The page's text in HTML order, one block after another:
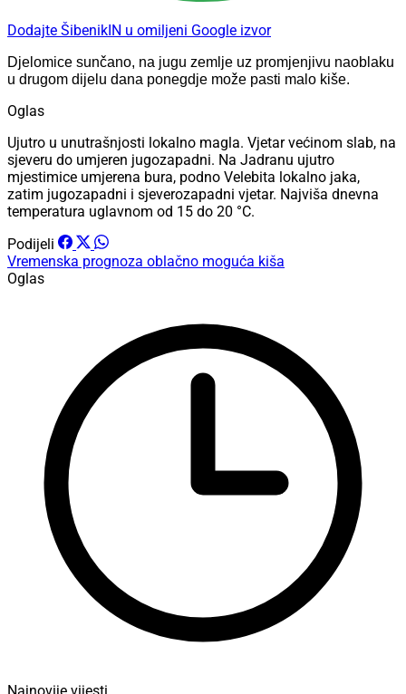
Dodajte ŠibenikIN u omiljeni Google izvor
Djelomice sunčano, na jugu zemlje uz promjenjivu naoblaku
u drugom dijelu dana ponegdje može pasti malo kiše.
Oglas
Ujutro u unutrašnjosti lokalno magla. Vjetar većinom slab, na
sjeveru do umjeren jugozapadni. Na Jadranu ujutro
mjestimice umjerena bura, podno Velebita lokalno jaka,
zatim jugozapadni i sjeverozapadni vjetar. Najviša dnevna
temperatura uglavnom od 15 do 20 °C.
Podijeli
Vremenska prognoza oblačno moguća kiša
Oglas